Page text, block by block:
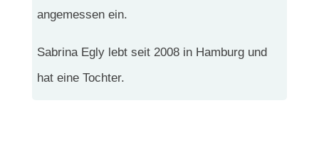
angemessen ein.
Sabrina Egly lebt seit 2008 in Hamburg und
hat eine Tochter.